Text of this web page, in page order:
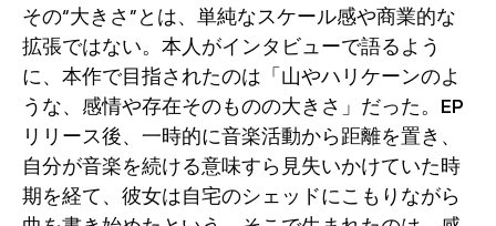
その“大きさ”とは、単純なスケール感や商業的な
拡張ではない。本人がインタビューで語るよう
に、本作で目指されたのは「山やハリケーンのよ
うな、感情や存在そのものの大きさ」だった。EP
リリース後、一時的に音楽活動から距離を置き、
自分が音楽を続ける意味すら見失いかけていた時
期を経て、彼女は自宅のシェッドにこもりながら